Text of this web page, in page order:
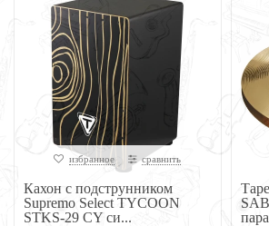
избранное сравнить
Кахон с подструнником
Supremo Select TYCOON
STKS-29 CY си...